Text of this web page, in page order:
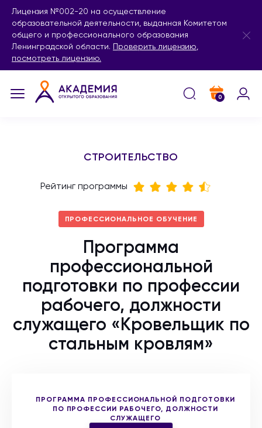
Лицензия №002-20 на осуществление
образовательной деятельности, выданная Комитетом
общего и профессионального образования
Ленинградской области.
Проверить лицензию,
посмотреть лицензию.
0
СТРОИТЕЛЬСТВО
Рейтинг программы
ПРОФЕССИОНАЛЬНОЕ ОБУЧЕНИЕ
Программа
профессиональной
подготовки по профессии
рабочего, должности
служащего «Кровельщик по
стальным кровлям»
ПРОГРАММА ПРОФЕССИОНАЛЬНОЙ ПОДГОТОВКИ
ПО ПРОФЕССИИ РАБОЧЕГО, ДОЛЖНОСТИ
СЛУЖАЩЕГО
Выберите форму участия